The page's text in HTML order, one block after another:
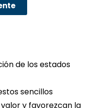
de los estados
sencillos
y favorezcan la